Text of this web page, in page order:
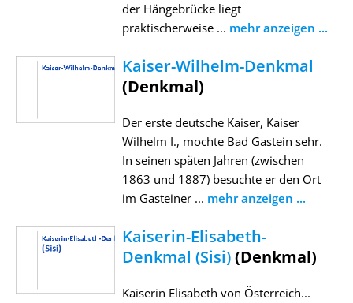
der Hängebrücke liegt
praktischerweise ... mehr anzeigen ...
Kaiser-Wilhelm-Denkmal
(Denkmal)
Der erste deutsche Kaiser, Kaiser
Wilhelm I., mochte Bad Gastein sehr.
In seinen späten Jahren (zwischen
1863 und 1887) besuchte er den Ort
im Gasteiner ... mehr anzeigen ...
Kaiserin-Elisabeth-
Denkmal (Sisi)(Denkmal)
Kaiserin Elisabeth von Österreich...